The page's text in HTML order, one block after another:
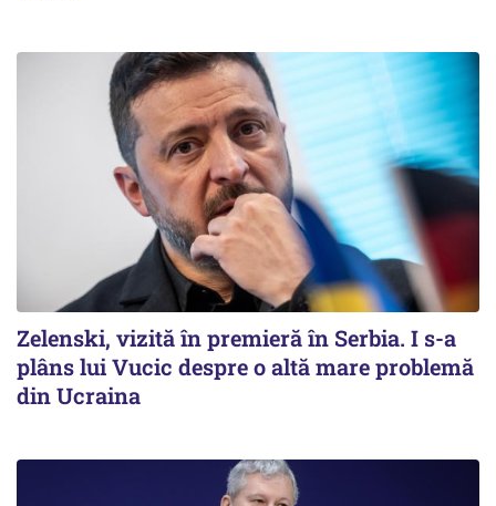
Zelenski, vizită în premieră în Serbia. I s-a
plâns lui Vucic despre o altă mare problemă
din Ucraina